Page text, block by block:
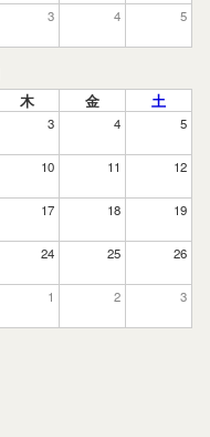
3 4 5
木 金 土
3 4 5
10 11 12
17 18 19
24 25 26
1 2 3